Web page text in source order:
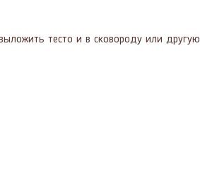
тесто и в сковороду или другую